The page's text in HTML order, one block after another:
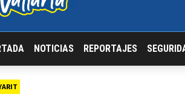
NOTICIAS REPORTAJES